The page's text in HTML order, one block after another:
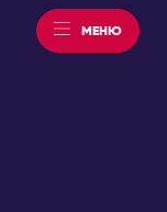
МЕНЮ